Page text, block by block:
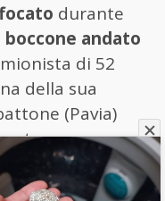
durante
boccone andato
di 52
della sua
(Pavia)
troppo grosso
è
attorno alle